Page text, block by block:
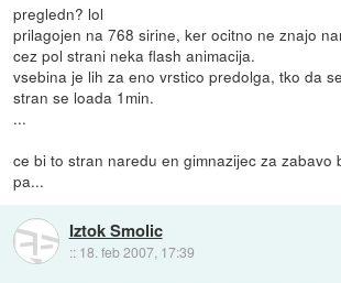
pregledn? lol
prilagojen na 768 sirine, ker ocitno ne znajo
cez pol strani neka flash animacija.
vsebina je lih za eno vrstico predolga, tko da
stran se loada 1min.
...
ce bi to stran naredu en gimnazijec za zabavo
pa...
Iztok Smolic
:: 18. feb 2007, 17:39